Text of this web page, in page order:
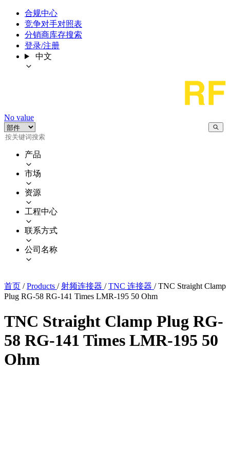
合规中心
竞争对手对照表
分销商库存搜索
登录/注册
中文
No value
产品
市场
资源
工程中心
联系方式
公司名称
首页 / Products / 射频连接器 / TNC 连接器 / TNC Straight Clamp
Plug RG-58 RG-141 Times LMR-195 50 Ohm
TNC Straight Clamp Plug RG-
58 RG-141 Times LMR-195 50
Ohm